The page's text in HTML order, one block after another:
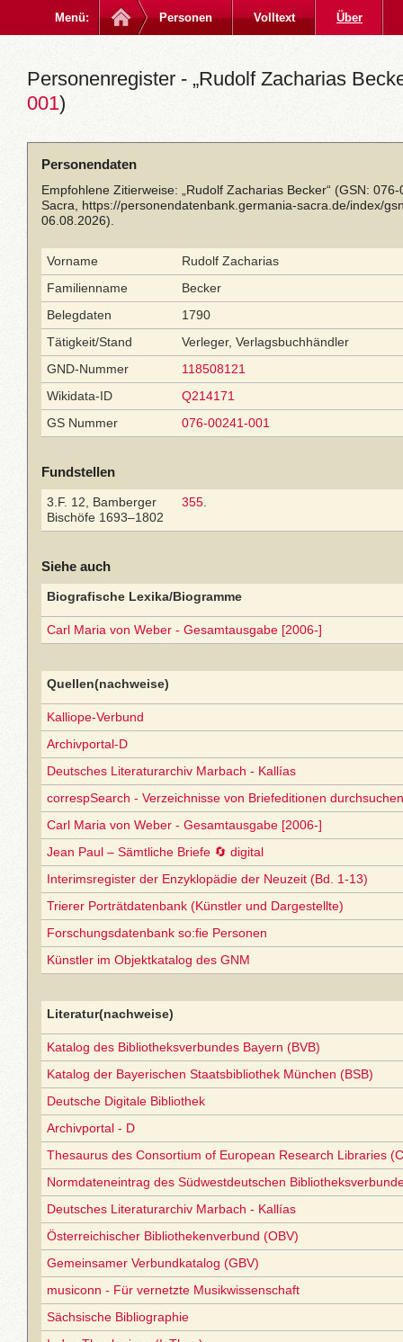
Menü: Personen Volltext Über
Personenregister - „Rudolf Zacharias
001)
Personendaten
Empfohlene Zitierweise: „Rudolf Zacharias Becker“ (GSN:
Sacra, https://personendatenbank.germania-sacra.de/index/
06.08.2026).
Vorname
Rudolf Zacharias
Familienname
Becker
Belegdaten
1790
Tätigkeit/Stand
Verleger, Verlagsbuchhändler
GND-Nummer
118508121
Wikidata-ID
Q214171
GS Nummer
076-00241-001
Fundstellen
3.F. 12, Bamberger
Bischöfe 1693–1802
355
Siehe auch
Biografische Lexika/Biogramme
Carl Maria von Weber - Gesamtausgabe [2006-]
Quellen(nachweise)
Kalliope-Verbund
Archivportal-D
Deutsches Literaturarchiv Marbach - Kallías
correspSearch - Verzeichnisse von Briefeditionen
Carl Maria von Weber - Gesamtausgabe [2006-]
Jean Paul – Sämtliche Briefe 🔄 digital
Interimsregister der Enzyklopädie der Neuzeit (Bd. 1-13)
Trierer Porträtdatenbank (Künstler und Dargestellte)
Forschungsdatenbank so:fie Personen
Künstler im Objektkatalog des GNM
Literatur(nachweise)
Katalog des Bibliotheksverbundes Bayern (BVB)
Katalog der Bayerischen Staatsbibliothek München (BSB)
Deutsche Digitale Bibliothek
Archivportal - D
Thesaurus des Consortium of European Research Libraries
Normdateneintrag des Südwestdeutschen
Deutsches Literaturarchiv Marbach - Kallías
Österreichischer Bibliothekenverbund (OBV)
Gemeinsamer Verbundkatalog (GBV)
musiconn - Für vernetzte Musikwissenschaft
Sächsische Bibliographie